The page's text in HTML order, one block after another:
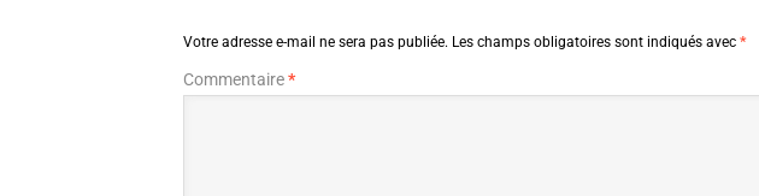
Votre adresse e-mail ne sera pas publiée. Les champs obligatoires sont indiqués avec *
Commentaire*